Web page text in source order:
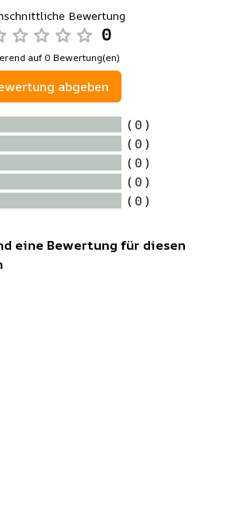
Bewertung
0
auf 0 Bewertung(en)
abgeben
( 0 )
( 0 )
( 0 )
( 0 )
( 0 )
eine Bewertung für diesen